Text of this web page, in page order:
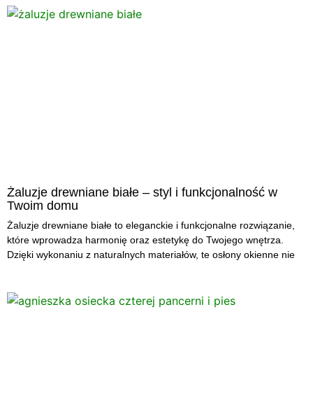
Żaluzje drewniane białe – styl i funkcjonalność w
Twoim domu
Żaluzje drewniane białe to eleganckie i funkcjonalne rozwiązanie,
które wprowadza harmonię oraz estetykę do Twojego wnętrza.
Dzięki wykonaniu z naturalnych materiałów, te osłony okienne nie